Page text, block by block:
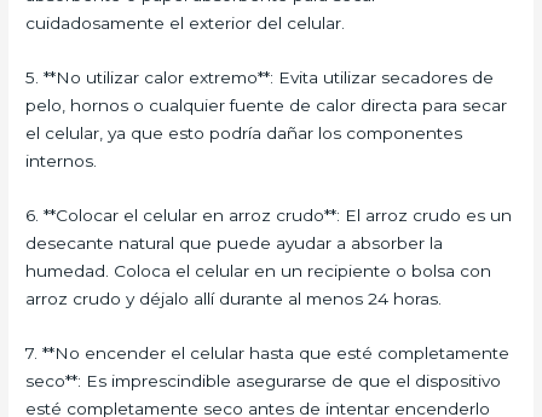
cuidadosamente el exterior del celular.
5. **No utilizar calor extremo**: Evita utilizar secadores de
pelo, hornos o cualquier fuente de calor directa para secar
el celular, ya que esto podría dañar los componentes
internos.
6. **Colocar el celular en arroz crudo**: El arroz crudo es un
desecante natural que puede ayudar a absorber la
humedad. Coloca el celular en un recipiente o bolsa con
arroz crudo y déjalo allí durante al menos 24 horas.
7. **No encender el celular hasta que esté completamente
seco**: Es imprescindible asegurarse de que el dispositivo
esté completamente seco antes de intentar encenderlo